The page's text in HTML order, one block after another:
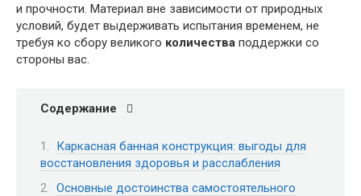
и прочности. Материал вне зависимости от природных
условий, будет выдерживать испытания временем, не
требуя ко сбору великого количества поддержки со
стороны вас.
Содержание
Каркасная банная конструкция: выгоды для
восстановления здоровья и расслабления
Основные достоинства самостоятельного